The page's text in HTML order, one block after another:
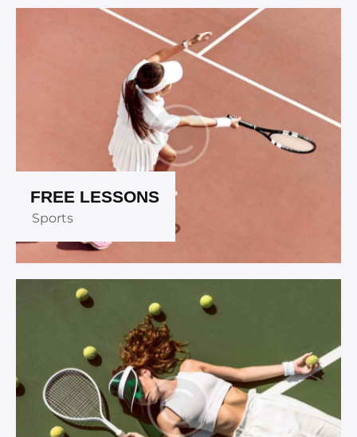
FREE LESSONS
Sports